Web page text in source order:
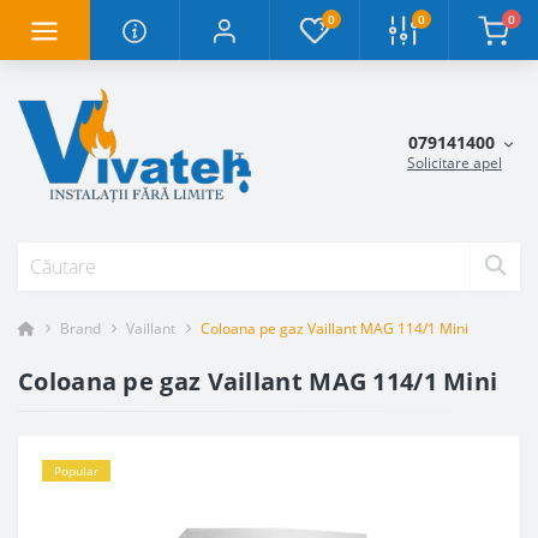
0 0 0
079141400
Solicitare apel
Brand Vaillant Coloana pe gaz Vaillant MAG 114/1 Mini
Coloana pe gaz Vaillant MAG 114/1 Mini
Popular